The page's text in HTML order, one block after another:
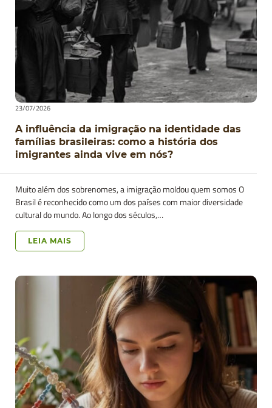
23/07/2026
A influência da imigração na identidade das
famílias brasileiras: como a história dos
imigrantes ainda vive em nós?
Muito além dos sobrenomes, a imigração moldou quem somos O
Brasil é reconhecido como um dos países com maior diversidade
cultural do mundo. Ao longo dos séculos,…
LEIA MAIS